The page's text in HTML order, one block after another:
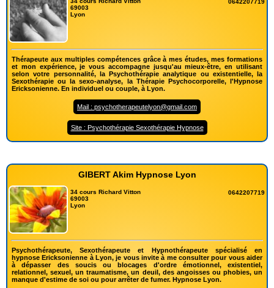
69003
Lyon
0642207719
Thérapeute aux multiples compétences grâce à mes études, mes formations
et mon expérience, je vous accompagne jusqu'au mieux-être, en utilisant
selon votre personnalité, la Psychothérapie analytique ou existentielle, la
Sexothérapie ou la sexo-analyse, la Thérapie Psychocorporelle, l'Hypnose
Ericksonienne. En individuel ou couple, à Lyon.
Mail : psychotherapeutelyon@gmail.com
Site : Psychothérapie Sexothérapie Hypnose
GIBERT Akim Hypnose Lyon
34 cours Richard Vitton
69003
Lyon
0642207719
Psychothérapeute, Sexothérapeute et Hypnothérapeute spécialisé en
hypnose Ericksonienne à Lyon, je vous invite à me consulter pour vous aider
à dépasser des soucis ou blocages d'ordre émotionnel, existentiel,
relationnel, sexuel, un traumatisme, un deuil, des angoisses ou phobies, un
manque d'estime de soi ou pour arrêter de fumer. Hypnose Lyon.